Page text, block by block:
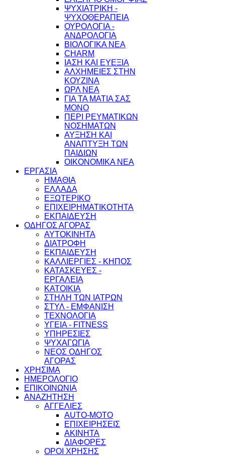
ΨΥΧΙΑΤΡΙΚΗ -
ΨΥΧΟΘΕΡΑΠΕΙΑ
ΟΥΡΟΛΟΓΙΑ -
ΑΝΔΡΟΛΟΓΙΑ
ΒΙΟΛΟΓΙΚΑ ΝΕΑ
CHARM
ΙΑΣΗ ΚΑΙ ΕΥΕΞΙΑ
ΑΛΧΗΜΕΙΕΣ ΣΤΗΝ
ΚΟΥΖΙΝΑ
ΩΡΛ ΝEA
ΓΙΑ ΤΑ ΜΑΤΙΑ ΣΑΣ
ΜΟΝΟ
ΠΕΡΙ ΡΕΥΜΑΤΙΚΩΝ
ΝΟΣΗΜΑΤΩΝ
ΑΥΞΗΣΗ ΚΑΙ
ΑΝΑΠΤΥΞΗ ΤΩΝ
ΠΑΙΔΙΩΝ
ΟΙΚΟΝΟΜΙΚΑ ΝΕΑ
ΕΡΓΑΣΙΑ
ΗΜΑΘΙΑ
ΕΛΛΑΔΑ
ΕΞΩΤΕΡΙΚΟ
ΕΠΙΧΕΙΡΗΜΑΤΙΚΟΤΗΤΑ
ΕΚΠΑΙΔΕΥΣΗ
ΟΔΗΓΟΣ ΑΓΟΡΑΣ
ΑΥΤΟΚΙΝΗΤΑ
ΔΙΑΤΡΟΦΗ
ΕΚΠΑΙΔΕΥΣΗ
ΚΑΛΛΙΕΡΓΙΕΣ - ΚΗΠΟΣ
ΚΑΤΑΣΚΕΥΕΣ -
ΕΡΓΑΛΕΙΑ
ΚΑΤΟΙΚΙΑ
ΣΤΗΛΗ ΤΩΝ ΙΑΤΡΩΝ
ΣΤΥΛ - ΕΜΦΑΝΙΣΗ
ΤΕΧΝΟΛΟΓΙΑ
ΥΓΕΙΑ - FITNESS
ΥΠΗΡΕΣΙΕΣ
ΨΥΧΑΓΩΓΙΑ
ΝΕΟΣ ΟΔΗΓΟΣ
ΑΓΟΡΑΣ
ΧΡΗΣΙΜΑ
ΗΜΕΡΟΛΟΓΙΟ
ΕΠΙΚΟΙΝΩΝΙΑ
ΑΝΑΖΗΤΗΣΗ
ΑΓΓΕΛΙΕΣ
AUTO-MOTO
ΕΠΙΧΕΙΡΗΣΕΙΣ
ΑΚΙΝΗΤΑ
ΔΙΑΦΟΡΕΣ
ΟΡΟΙ ΧΡΗΣΗΣ